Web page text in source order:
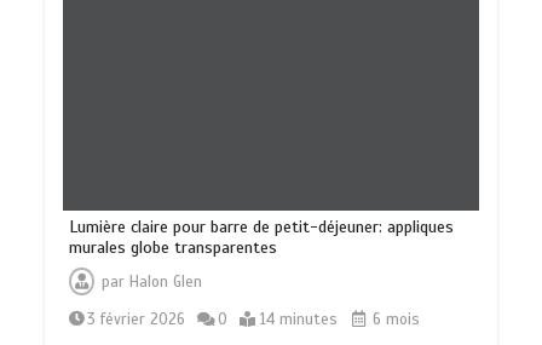
Lumière claire pour barre de petit-déjeuner: appliques
murales globe transparentes
par Halon Glen
3 février 2026
0 14 minutes
6 mois